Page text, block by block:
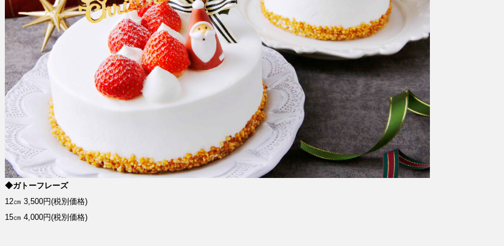
◆ガトーフレーズ
12㎝ 3,500円(税別価格)
15㎝ 4,000円(税別価格)